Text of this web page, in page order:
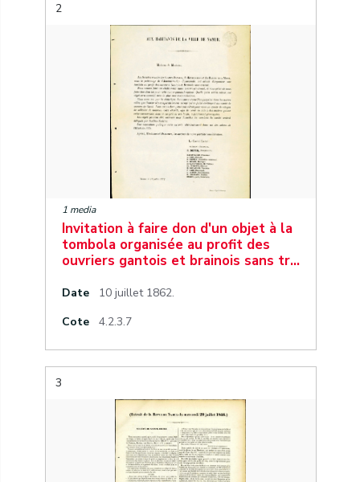
2
1 media
Invitation à faire don d'un objet à la
tombola organisée au profit des
ouvriers gantois et brainois sans tr…
Date
10 juillet 1862.
Cote
4.2.3.7
3